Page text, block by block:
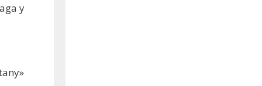
y